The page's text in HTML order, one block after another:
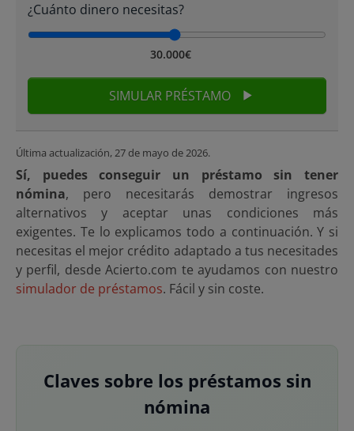
¿Cuánto dinero necesitas?
30.000€
SIMULAR PRÉSTAMO
Última actualización, 27 de mayo de 2026.
Sí, puedes conseguir un préstamo sin tener
nómina, pero necesitarás demostrar ingresos
alternativos y aceptar unas condiciones más
exigentes. Te lo explicamos todo a continuación. Y si
necesitas el mejor crédito adaptado a tus necesitades
y perfil, desde Acierto.com te ayudamos con nuestro
simulador de préstamos. Fácil y sin coste.
Claves sobre los préstamos sin
nómina